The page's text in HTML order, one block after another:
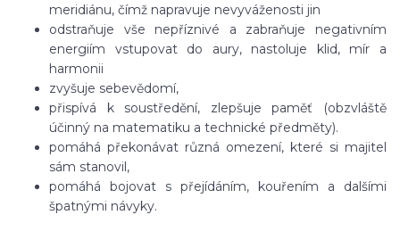
meridiánu, čímž napravuje nevyváženosti jin
odstraňuje vše nepříznivé a zabraňuje negativním
energiím vstupovat do aury, nastoluje klid, mír a
harmonii
zvyšuje sebevědomí,
přispívá k soustředění, zlepšuje paměť (obzvláště
účinný na matematiku a technické předměty).
pomáhá překonávat různá omezení, které si majitel
sám stanovil,
pomáhá bojovat s přejídáním, kouřením a dalšími
špatnými návyky.